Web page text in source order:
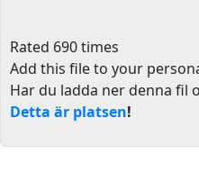
Rated 690 times
Add this file to your
Har du ladda ner denna fil
Detta är platsen!